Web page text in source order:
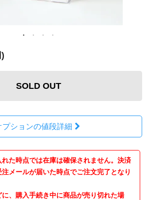
SOLD OUT
プションの値段詳細
た時点では在庫は確保されません。決済
メールが届いた時点でご注文完了となり
、購入手続き中に商品が売り切れた場